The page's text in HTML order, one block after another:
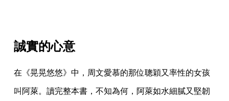
誠實的心意
在《晃晃悠悠》中，周文愛慕的那位聰穎又率性的女孩
叫阿萊。讀完整本書，不知為何，阿萊如水細膩又堅韌